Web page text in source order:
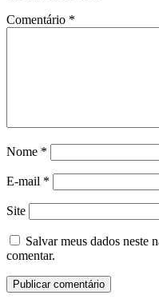
Comentário *
Nome *
E-mail *
Site
Salvar meus dados neste
comentar.